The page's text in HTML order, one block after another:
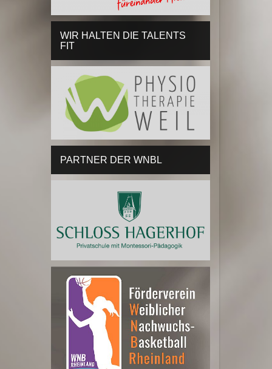
WIR HALTEN DIE TALENTS
FIT
PARTNER DER WNBL